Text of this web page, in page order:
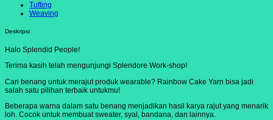
Tufting
Weaving
Deskripsi
Halo Splendid People!
Terima kasih telah mengunjungi Splendore Work-shop!
Cari benang untuk merajut produk wearable? Rainbow Cake Yarn bisa jadi
salah satu pilihan terbaik untukmu!
Beberapa warna dalam satu benang menjadikan hasil karya rajut yang menarik
loh. Cocok untuk membuat sweater, syal, bandana, dan lainnya.